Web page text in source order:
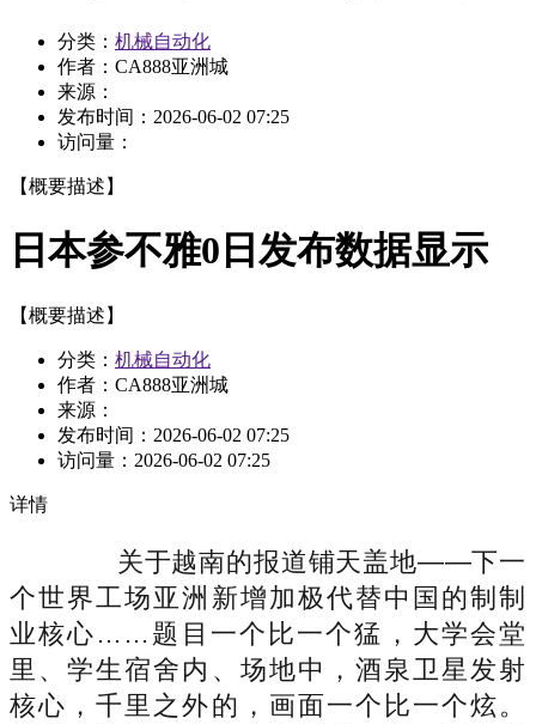
分类： 机械自动化
作者：CA888亚洲城
来源：
发布时间： 2026-06-02 07:25
访问量：
【概要描述】
日本参不雅0日发布数据显示
【概要描述】
分类： 机械自动化
作者：CA888亚洲城
来源：
发布时间： 2026-06-02 07:25
访问量： 2026-06-02 07:25
详情
关于越南的报道铺天盖地——下一
个世界工场亚洲新增加极代替中国的制制
业核心……题目一个比一个猛，大学会堂
里、学生宿舍内、场地中，酒泉卫星发射
核心，千里之外的，画面一个比一个炫。